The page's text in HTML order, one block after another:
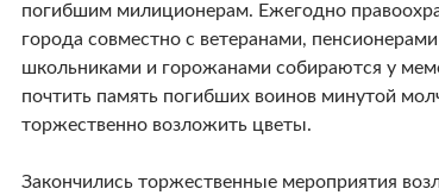
погибшим милиционерам. Ежегодно
города совместно с ветеранами,
школьниками и горожанами собираются у
почтить память погибших воинов минутой
торжественно возложить цветы.
Закончились торжественные мероприятия